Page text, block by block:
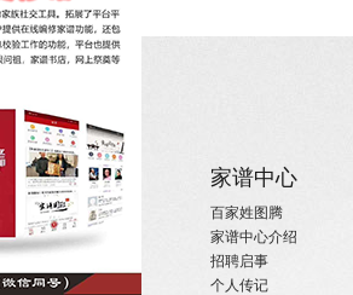
家族新闻
姓氏新闻
国内政策
姓氏大事记
家谱中心
百家姓图腾
家谱中心介绍
招聘启事
个人传记